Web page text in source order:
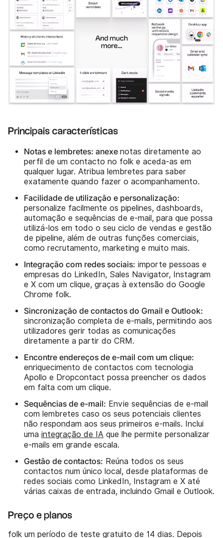
Principais características
Notas e lembretes: anexe notas diretamente ao
perfil de um contacto no folk e aceda-as em
qualquer lugar. Atribua lembretes para saber
exatamente quando fazer o acompanhamento.
Facilidade de utilização e personalização:
personalize facilmente os pipelines, dashboards,
automação e sequências de e-mail, para que possa
utilizá-los em todo o seu ciclo de vendas e gestão
de pipeline, além de outras funções comerciais,
como recrutamento, marketing e muito mais.
Integração com redes sociais: importe pessoas e
empresas do LinkedIn, Sales Navigator, Instagram
e X com um clique, graças à extensão do Google
Chrome folk.
Sincronização de contactos do Gmail e Outlook:
sincronização completa de e-mails, permitindo aos
utilizadores gerir todas as comunicações
diretamente a partir do CRM.
Encontre endereços de e-mail com um clique:
enriquecimento de contactos com tecnologia
Apollo e Dropcontact possa preencher os dados
em falta com um clique.
Sequências de e-mail: Envie sequências de e-mail
com lembretes caso os seus potenciais clientes
não respondam aos seus primeiros e-mails. Inclui
uma integração de IA que lhe permite personalizar
e-mails em grande escala.
Gestão de contactos: Reúna todos os seus
contactos num único local, desde plataformas de
redes sociais como LinkedIn, Instagram e X até
várias caixas de entrada, incluindo Gmail e Outlook.
Preço e planos
folk um período de teste gratuito de 14 dias. Depois